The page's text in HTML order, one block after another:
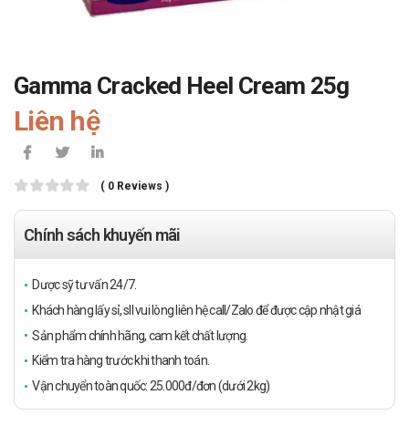
Gamma Cracked Heel Cream 25g
Liên hệ
( 0 Reviews )
Chính sách khuyến mãi
Dược sỹ tư vấn 24/7.
Khách hàng lấy sỉ, sll vui lòng liên hệ call/Zalo để được cập nhật giá
Sản phẩm chính hãng, cam kết chất lượng.
Kiểm tra hàng trước khi thanh toán.
Vận chuyển toàn quốc: 25.000đ/đơn (dưới 2kg)